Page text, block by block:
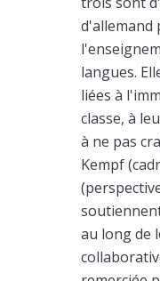
d'allemand
langues.
liées à
classe, à
à ne pas
Kempf
au long de